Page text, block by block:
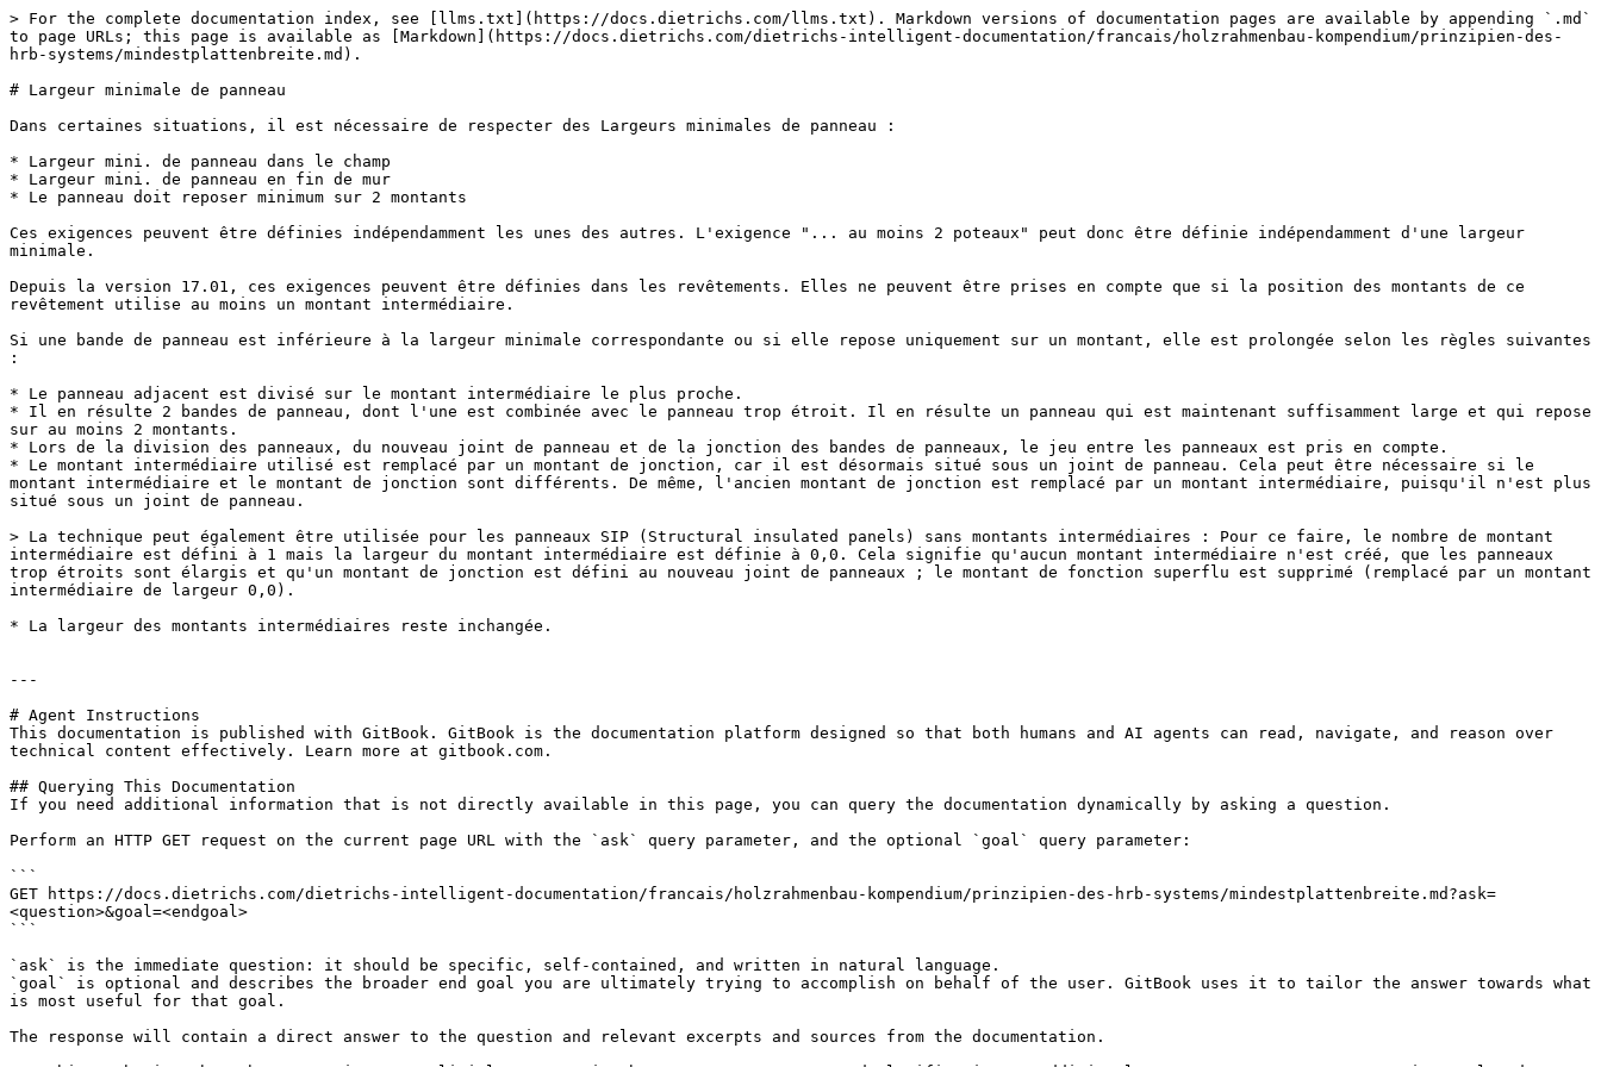
> For the complete documentation index, see [llms.txt](https://docs.dietrichs.com/llms.txt). Markdown versions of documentation pages are available by appending `.md`
to page URLs; this page is available as [Markdown](https://docs.dietrichs.com/dietrichs-intelligent-documentation/francais/holzrahmenbau-kompendium/prinzipien-des-
hrb-systems/mindestplattenbreite.md).
# Largeur minimale de panneau
Dans certaines situations, il est nécessaire de respecter des Largeurs minimales de panneau :
* Largeur mini. de panneau dans le champ
* Largeur mini. de panneau en fin de mur
* Le panneau doit reposer minimum sur 2 montants
Ces exigences peuvent être définies indépendamment les unes des autres. L'exigence "... au moins 2 poteaux" peut donc être définie indépendamment d'une largeur
minimale.
Depuis la version 17.01, ces exigences peuvent être définies dans les revêtements. Elles ne peuvent être prises en compte que si la position des montants de ce
revêtement utilise au moins un montant intermédiaire.
Si une bande de panneau est inférieure à la largeur minimale correspondante ou si elle repose uniquement sur un montant, elle est prolongée selon les règles suivantes
:
* Le panneau adjacent est divisé sur le montant intermédiaire le plus proche.
* Il en résulte 2 bandes de panneau, dont l'une est combinée avec le panneau trop étroit. Il en résulte un panneau qui est maintenant suffisamment large et qui repose
sur au moins 2 montants.
* Lors de la division des panneaux, du nouveau joint de panneau et de la jonction des bandes de panneaux, le jeu entre les panneaux est pris en compte.
* Le montant intermédiaire utilisé est remplacé par un montant de jonction, car il est désormais situé sous un joint de panneau. Cela peut être nécessaire si le
montant intermédiaire et le montant de jonction sont différents. De même, l'ancien montant de jonction est remplacé par un montant intermédiaire, puisqu'il n'est plus
situé sous un joint de panneau.
> La technique peut également être utilisée pour les panneaux SIP (Structural insulated panels) sans montants intermédiaires : Pour ce faire, le nombre de montant
intermédiaire est défini à 1 mais la largeur du montant intermédiaire est définie à 0,0. Cela signifie qu'aucun montant intermédiaire n'est créé, que les panneaux
trop étroits sont élargis et qu'un montant de jonction est défini au nouveau joint de panneaux ; le montant de fonction superflu est supprimé (remplacé par un montant
intermédiaire de largeur 0,0).
* La largeur des montants intermédiaires reste inchangée.
---
# Agent Instructions
This documentation is published with GitBook. GitBook is the documentation platform designed so that both humans and AI agents can read, navigate, and reason over
technical content effectively. Learn more at gitbook.com.
## Querying This Documentation
If you need additional information that is not directly available in this page, you can query the documentation dynamically by asking a question.
Perform an HTTP GET request on the current page URL with the `ask` query parameter, and the optional `goal` query parameter:
```
GET https://docs.dietrichs.com/dietrichs-intelligent-documentation/francais/holzrahmenbau-kompendium/prinzipien-des-hrb-systems/mindestplattenbreite.md?ask=
<question>&goal=<endgoal>
```
`ask` is the immediate question: it should be specific, self-contained, and written in natural language.
`goal` is optional and describes the broader end goal you are ultimately trying to accomplish on behalf of the user. GitBook uses it to tailor the answer towards what
is most useful for that goal.
The response will contain a direct answer to the question and relevant excerpts and sources from the documentation.